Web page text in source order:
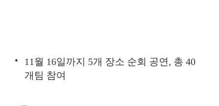
11월 16일까지 5개 장소 순회 공연, 총 40
개팀 참여